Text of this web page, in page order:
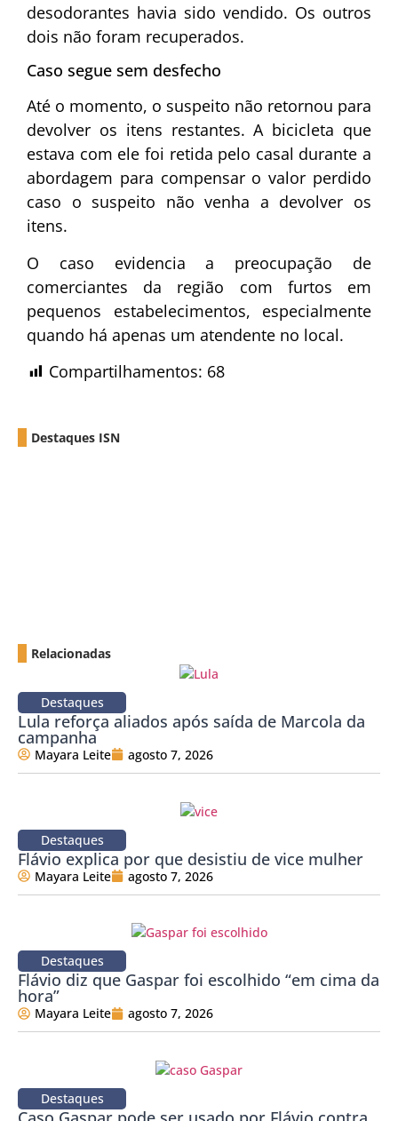
desodorantes havia sido vendido. Os outros
dois não foram recuperados.
Caso segue sem desfecho
Até o momento, o suspeito não retornou para
devolver os itens restantes. A bicicleta que
estava com ele foi retida pelo casal durante a
abordagem para compensar o valor perdido
caso o suspeito não venha a devolver os
itens.
O caso evidencia a preocupação de
comerciantes da região com furtos em
pequenos estabelecimentos, especialmente
quando há apenas um atendente no local.
Compartilhamentos: 68
Destaques ISN
Relacionadas
Destaques
Lula reforça aliados após saída de Marcola da
campanha
Mayara Leite agosto 7, 2026
Destaques
Flávio explica por que desistiu de vice mulher
Mayara Leite agosto 7, 2026
Destaques
Flávio diz que Gaspar foi escolhido “em cima da
hora”
Mayara Leite agosto 7, 2026
Destaques